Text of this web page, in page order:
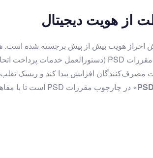
از هویت دیجیتال
احراز هویت بیش از پیش برجسته شده
مصرف‌کنندگان افزایش پیدا کند و ریسک
» در چارچوب مقررات PSD است تا با مفاهیم پراهمیت و پیچیدگی‌های آن بیشتر آشنا شویم.